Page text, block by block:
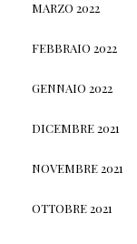
MARZO 2022
FEBBRAIO 2022
GENNAIO 2022
DICEMBRE 2021
NOVEMBRE 2021
OTTOBRE 2021